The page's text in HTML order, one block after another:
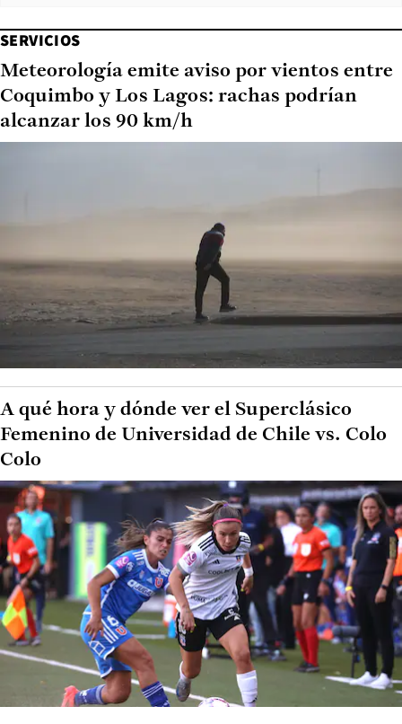
SERVICIOS
Meteorología emite aviso por vientos entre
Coquimbo y Los Lagos: rachas podrían
alcanzar los 90 km/h
A qué hora y dónde ver el Superclásico
Femenino de Universidad de Chile vs. Colo
Colo